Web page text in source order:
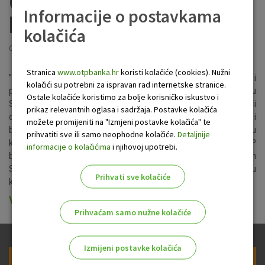
knjižnicu
Objavljeno: 22.12.2020
"Izuzetno nam je drago što smo se mogli pokazati kao pravi
partner i staviti na raspolaganje nekretninu koja je Gradu
Sisku izuzetno važna. Ovime smo još jednom potvrdili
orijentaciju OTP banke kao društveno odgovorne banke i
banke kojoj je izuzetno bitno da doprinosi zajednicama u
kojima posluje – izjavio je Nikola Mikša, član Uprave OTP
banke prilikom današnjeg potpisivanja ugovora s Gradom
Siskom kojim Grad Sisak kupuje zgradu OTP banke za novu
knjižnicu.
VIŠE
Informacije o postavkama
kolačića
Stranica www.otpbanka.hrkoristi kolačiće (cookies). Nužni
kolačići su potrebni za ispravan rad internetske stranice.
Ostale kolačiće koristimo za bolje korisničko iskustvo i
prikaz relevantnih oglasa i sadržaja. Postavke kolačića
možete promijeniti na "Izmjeni postavke kolačića" te
prihvatiti sve ili samo neophodne kolačiće. Detaljnije
informacije o kolačićima i njihovoj upotrebi.
Prihvati sve kolačiće
Prihvaćam samo nužne kolačiće
Izmijeni postavke kolačića